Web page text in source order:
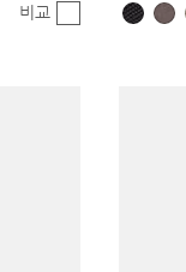
비교